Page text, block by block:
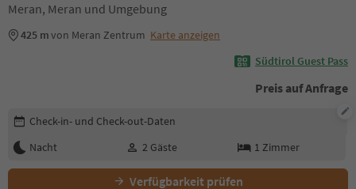
Meran, Meran und Umgebung
425 mvon Meran Zentrum Karte anzeigen
Südtirol Guest Pass
Preis auf Anfrage
Buchungsdetails bearbeiten
Check-in- und Check-out-Daten
Nacht
2 Gäste 1 Zimmer
Verfügbarkeit prüfen